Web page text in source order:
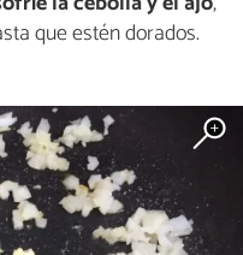
que estén dorados.